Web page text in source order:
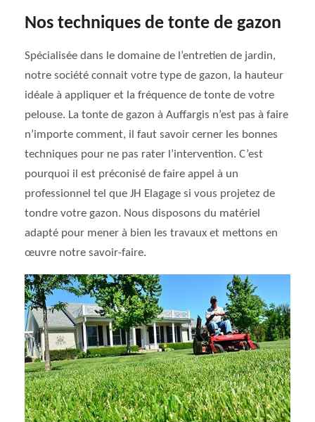
Nos techniques de tonte de gazon
Spécialisée dans le domaine de l’entretien de jardin,
notre société connait votre type de gazon, la hauteur
idéale à appliquer et la fréquence de tonte de votre
pelouse. La tonte de gazon à Auffargis n’est pas à faire
n’importe comment, il faut savoir cerner les bonnes
techniques pour ne pas rater l’intervention. C’est
pourquoi il est préconisé de faire appel à un
professionnel tel que JH Elagage si vous projetez de
tondre votre gazon. Nous disposons du matériel
adapté pour mener à bien les travaux et mettons en
œuvre notre savoir-faire.